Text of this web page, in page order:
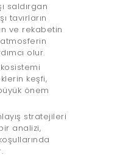
saldırgan
tavırların
ve rekabetin
olur.
keşfi,
önem
stratejileri
analizi,